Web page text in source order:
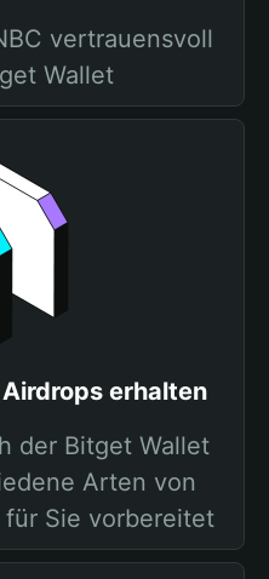
vertrauensvoll
Wallet
erhalten
der Bitget Wallet
Arten von
Sie vorbereitet